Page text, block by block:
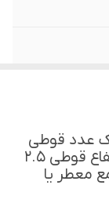
عدد قوطی
فلزی طلایی سایز نه میباشد . که ارتفاع قوطی ۲.۵
معطر یا